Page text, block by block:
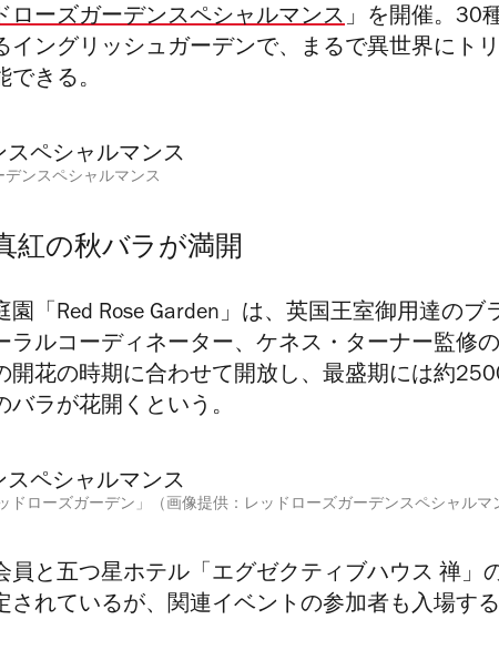
ローズガーデンスペシャルマンス」 を開催。30
イングリッシュガーデンで、まるで異世界にト
きる。
ンスペシャルマンス
紅の秋バラが満開
「Red Rose Garden」は、英国王室御用達のブ
ラルコーディネーター、ケネス・ターナー監修の
開花の時期に合わせて開放し 、 最盛期には約
ラが花開くという。
ドローズガーデン」（画像提供：レッドローズガーデンスペシャルマ
員と五つ星ホテル「エグゼクティブハウス 禅」
されているが、
関連イベントの参加者も入場す